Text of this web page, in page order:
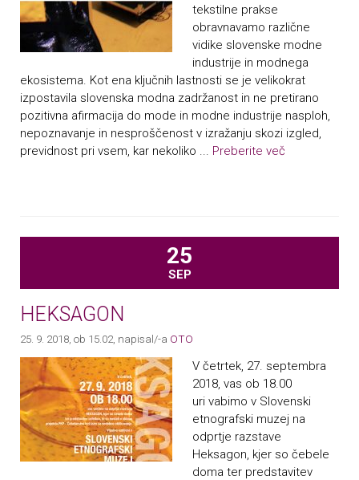
tekstilne prakse
obravnavamo različne
vidike slovenske modne
industrije in modnega
ekosistema. Kot ena ključnih lastnosti se je velikokrat
izpostavila slovenska modna zadržanost in ne pretirano
pozitivna afirmacija do mode in modne industrije nasploh,
nepoznavanje in nesproščenost v izražanju skozi izgled,
previdnost pri vsem, kar nekoliko ... Preberite več
25
SEP
HEKSAGON
25. 9. 2018, ob 15.02 , napisal/-a OTO
V četrtek, 27. septembra
2018, vas ob 18.00
uri vabimo v Slovenski
etnografski muzej na
odprtje razstave
Heksagon, kjer so čebele
doma ter predstavitev